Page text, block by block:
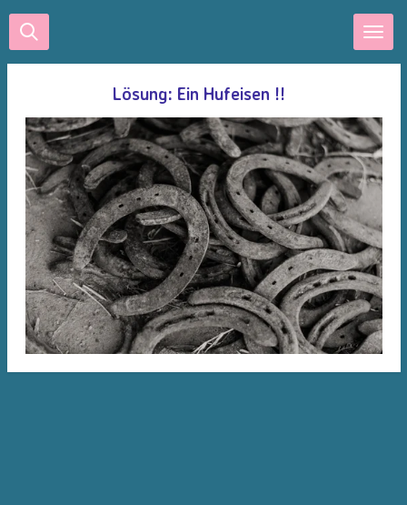
Zum
Hauptinhalt
springen
Lösung: Ein Hufeisen !!